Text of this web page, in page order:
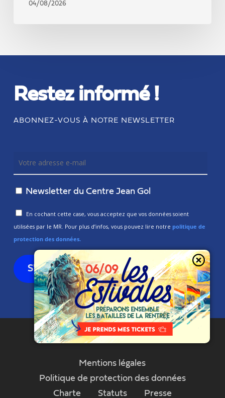
04/08/2026
Restez informé !
ABONNEZ-VOUS À NOTRE NEWSLETTER
Newsletter du Centre Jean Gol
En cochant cette case, vous acceptez que vos données soient
utilisées par le MR. Pour plus d’infos, vous pouvez lire notre politique de
protection des données.
Mentions légales
Politique de protection des données
Charte
Statuts Presse